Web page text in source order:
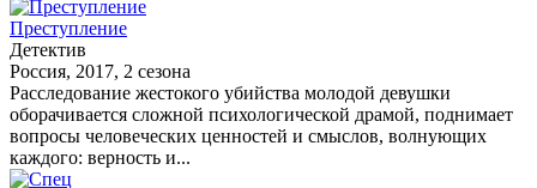
Преступление
Детектив
Россия, 2017, 2 сезона
Расследование жестокого убийства молодой девушки
оборачивается сложной психологической драмой, поднимает
вопросы человеческих ценностей и смыслов, волнующих
каждого: верность и...